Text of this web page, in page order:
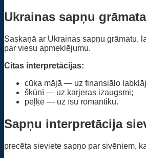
Ukrainas sapņu grāmata
Saskaņā ar Ukrainas sapņu grāmatu,
par viesu apmeklējumu.
Citas interpretācijas:
cūka mājā — uz finansiālo
šķūnī — uz karjeras izaugsmi;
peļķē — uz īsu romantiku.
Sapņu interpretācija
precēta sieviete sapņo par sivēniem,